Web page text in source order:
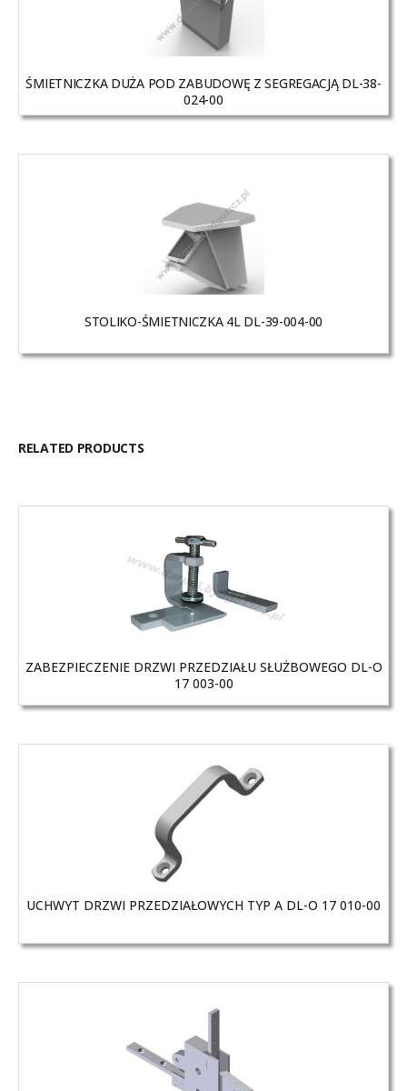
ŚMIETNICZKA DUŻA POD ZABUDOWĘ Z SEGREGACJĄ DL-38-
024-00
STOLIKO-ŚMIETNICZKA 4L DL-39-004-00
RELATED PRODUCTS
ZABEZPIECZENIE DRZWI PRZEDZIAŁU SŁUŻBOWEGO DL-O
17 003-00
UCHWYT DRZWI PRZEDZIAŁOWYCH TYP A DL-O 17 010-00